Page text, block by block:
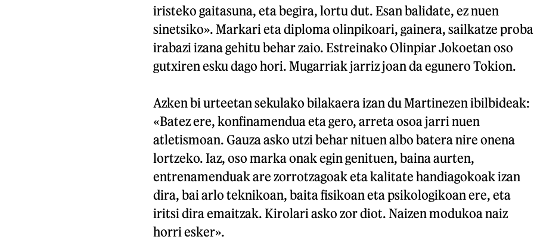
iristeko gaitasuna, eta begira, lortu dut. Esan balidate, ez nuen
sinetsiko». Markari eta diploma olinpikoari, gainera, sailkatze proba
irabazi izana gehitu behar zaio. Estreinako Olinpiar Jokoetan oso
gutxiren esku dago hori. Mugarriak jarriz joan da egunero Tokion.
Azken bi urteetan sekulako bilakaera izan du Martinezen ibilbideak:
«Batez ere, konfinamendua eta gero, arreta osoa jarri nuen
atletismoan. Gauza asko utzi behar nituen albo batera nire onena
lortzeko. Iaz, oso marka onak egin genituen, baina aurten,
entrenamenduak are zorrotzagoak eta kalitate handiagokoak izan
dira, bai arlo teknikoan, baita fisikoan eta psikologikoan ere, eta
iritsi dira emaitzak. Kirolari asko zor diot. Naizen modukoa naiz
horri esker».